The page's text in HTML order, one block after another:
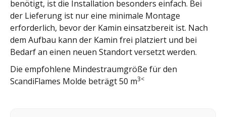
benötigt, ist die Installation besonders einfach. Bei
der Lieferung ist nur eine minimale Montage
erforderlich, bevor der Kamin einsatzbereit ist. Nach
dem Aufbau kann der Kamin frei platziert und bei
Bedarf an einen neuen Standort versetzt werden.
Die empfohlene Mindestraumgröße für den
ScandiFlames Molde beträgt 50 m3<